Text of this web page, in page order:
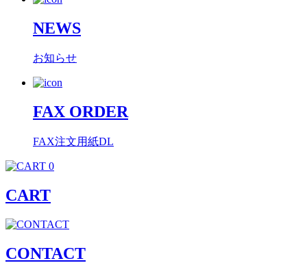
NEWS
お知らせ
FAX ORDER
FAX注文用紙DL
0
CART
CONTACT